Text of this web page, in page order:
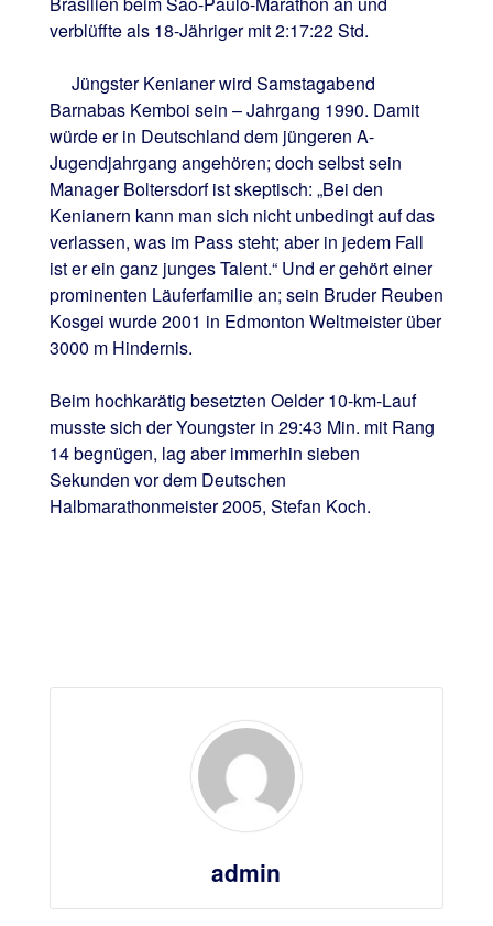
verblüffte als 18-Jähriger mit 2:17:22 Std.
Jüngster Kenianer wird Samstagabend
Barnabas Kemboi sein – Jahrgang 1990. Damit
würde er in Deutschland dem jüngeren A-
Jugendjahrgang angehören; doch selbst sein
Manager Boltersdorf ist skeptisch: „Bei den
Kenianern kann man sich nicht unbedingt auf das
verlassen, was im Pass steht; aber in jedem Fall
ist er ein ganz junges Talent.“ Und er gehört einer
prominenten Läuferfamilie an; sein Bruder Reuben
Kosgei wurde 2001 in Edmonton Weltmeister über
3000 m Hindernis.
Beim hochkarätig besetzten Oelder 10-km-Lauf
musste sich der Youngster in 29:43 Min. mit Rang
14 begnügen, lag aber immerhin sieben
Sekunden vor dem Deutschen
Halbmarathonmeister 2005, Stefan Koch.
admin